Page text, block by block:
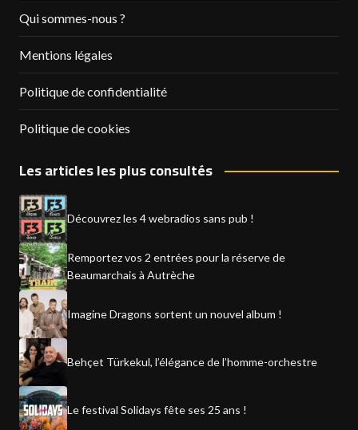
Qui sommes-nous ?
Mentions légales
Politique de confidentialité
Politique de cookies
Les articles les plus consultés
Découvrez les 4 webradios sans pub !
Remportez vos 2 entrées pour la réserve de
Beaumarchais à Autrèche
Imagine Dragons sortent un nouvel album !
Behçet Türkekul, l’élégance de l’homme-orchestre
Le festival Solidays fête ses 25 ans !